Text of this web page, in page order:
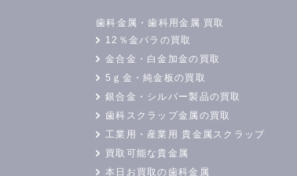
歯科金属・歯科用金属 買取
12％金パラの買取
金合金・白金加金の買取
5ｇ金・純金板の買取
銀合金・シルバー製品の買取
歯科スクラップ金属の買取
工業用・産業用 貴金属スクラップ
買取可能な貴金属
本日お買取の歯科金属